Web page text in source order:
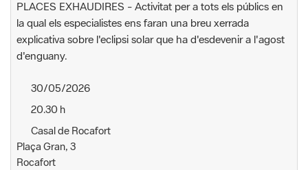
PLACES EXHAUDIRES - Activitat per a tots els públics en
la qual els especialistes ens faran una breu xerrada
explicativa sobre l'eclipsi solar que ha d'esdevenir a l'agost
d'enguany.
30/05/2026
20.30 h
Casal de Rocafort
Plaça Gran, 3
Rocafort